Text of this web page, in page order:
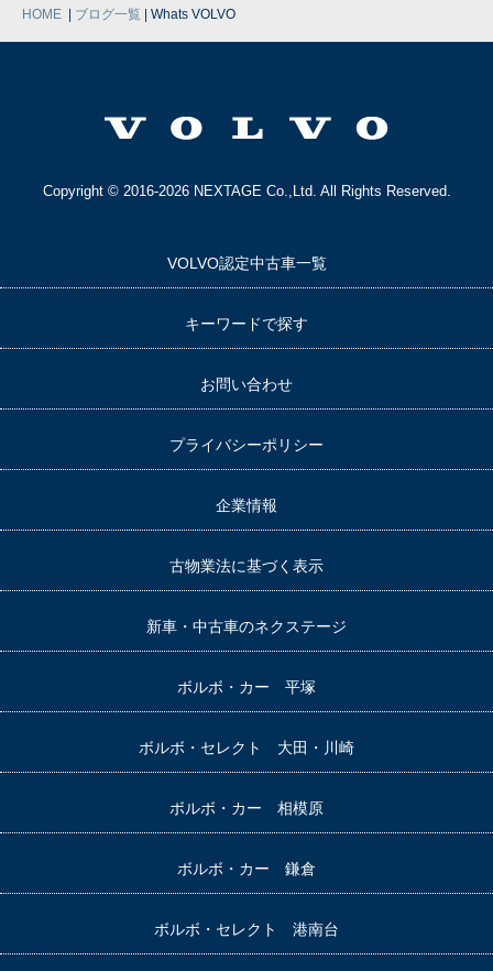
HOME | ブログ一覧 | Whats VOLVO
Copyright © 2016-2026 NEXTAGE Co.,Ltd. All Rights Reserved.
VOLVO認定中古車一覧
キーワードで探す
お問い合わせ
プライバシーポリシー
企業情報
古物業法に基づく表示
新車・中古車のネクステージ
ボルボ・カー 平塚
ボルボ・セレクト 大田・川崎
ボルボ・カー 相模原
ボルボ・カー 鎌倉
ボルボ・セレクト 港南台